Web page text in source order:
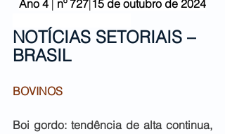
Ano 4 | nº 727|15 de outubro de 2024
NOTÍCIAS SETORIAIS –
BRASIL
BOVINOS
Boi gordo: tendência de alta continua,